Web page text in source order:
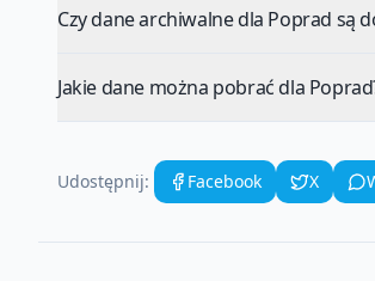
Czy dane archiwalne dla Poprad są
Jakie dane można pobrać dla
Udostępnij: Facebook X